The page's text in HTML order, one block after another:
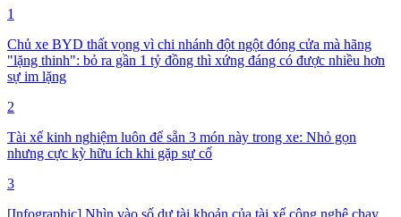
1
Chủ xe BYD thất vọng vì chi nhánh đột ngột đóng cửa mà hãng
"lặng thinh": bỏ ra gần 1 tỷ đồng thì xứng đáng có được nhiều hơn
sự im lặng
2
Tài xế kinh nghiệm luôn để sẵn 3 món này trong xe: Nhỏ gọn
nhưng cực kỳ hữu ích khi gặp sự cố
3
[Infographic] Nhìn vào số dư tài khoản của tài xế công nghệ chạy